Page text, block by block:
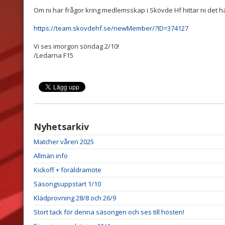
Om ni har frågor kring medlemsskap i Skövde Hf hittar ni det
https://team.skovdehf.se/newMember/?ID=374127
Vi ses imorgon söndag 2/10!
/Ledarna F15
Nyhetsarkiv
Matcher våren 2025
Allmän info
Kickoff + föräldramöte
Säsongsuppstart 1/10
Klädprovning 28/8 och 26/9
Stort tack för denna säsongen och ses till hösten!